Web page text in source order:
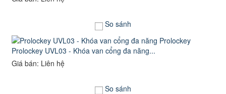
So sánh
Prolockey UVL03 - Khóa van cổng đa năng...
Giá bán: Liên hệ
So sánh